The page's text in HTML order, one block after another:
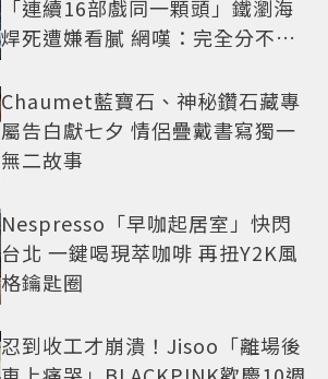
「連續16部戲同一顆頭」鐵瀏海
焊死遭嫌看膩 網嘆：完全分不出
Chaumet藍寶石、神秘鑽石藏專
屬告白獻七夕 情侶疊戴書寫獨一
無二故事
Nespresso「早咖起居室」快閃
台北 一鍵喝現萃咖啡 再扭Y2K風
格鑰匙圈
忍到收工才崩潰！Jisoo「離場後